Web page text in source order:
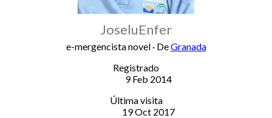
JoseluEnfer
e-mergencista novel ·DeGranada
Registrado
9 Feb 2014
Última visita
19 Oct 2017